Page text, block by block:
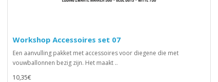
Workshop Accessoires set 07
Een aanvulling pakket met accessoires voor diegene die met
vouwballonnen bezig zijn. Het maakt ..
10,35€